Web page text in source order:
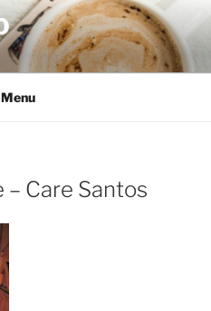
Menu
Care Santos